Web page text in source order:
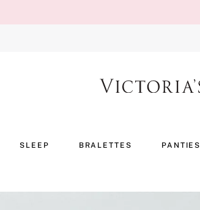
SLEEP BRALETTES PANTIES